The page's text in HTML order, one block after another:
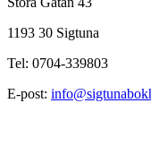
1193 30 Sigtuna
Tel: 0704-339803
E-post: